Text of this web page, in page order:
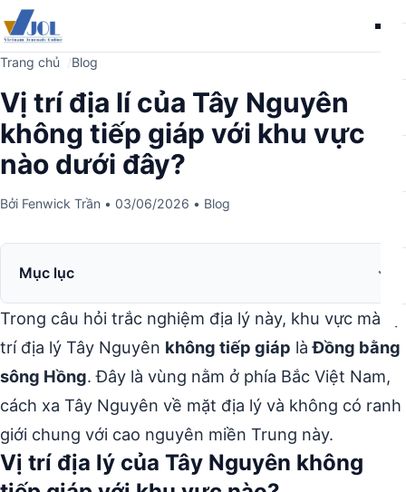
Trang chủ Blog
Vị trí địa lí của Tây Nguyên
không tiếp giáp với khu vực
nào dưới đây?
Bởi Fenwick Trần • 03/06/2026 • Blog
Mục lục
Trong câu hỏi trắc nghiệm địa lý này, khu vực mà vị
trí địa lý Tây Nguyên không tiếp giáp làĐồng bằng
sông Hồng. Đây là vùng nằm ở phía Bắc Việt Nam,
cách xa Tây Nguyên về mặt địa lý và không có ranh
giới chung với cao nguyên miền Trung này.
Vị trí địa lý của Tây Nguyên không